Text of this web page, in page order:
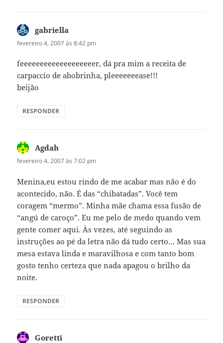
gabriella
fevereiro 4, 2007 às 8:42 pm
feeeeeeeeeeeeeeeeeeer, dá pra mim a receita de
carpaccio de abobrinha, pleeeeeeease!!!
beijão
RESPONDER
Agdah
fevereiro 4, 2007 às 7:02 pm
Menina,eu estou rindo de me acabar mas não é do
acontecido, não. É das “chibatadas”. Você tem
coragem “mermo”. Minha mãe chama essa fusão de
“angú de caroço”. Eu me pelo de medo quando vem
gente comer aqui. Às vezes, até seguindo as
instruções ao pé da letra não dá tudo certo… Mas sua
mesa estava linda e maravilhosa e com tanto bom
gosto tenho certeza que nada apagou o brilho da
noite.
RESPONDER
Goretti